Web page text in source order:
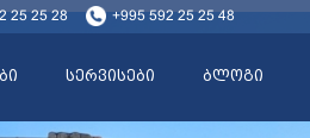
25 25 28 +995 592 25 25 48
სერვისები ბლოგი